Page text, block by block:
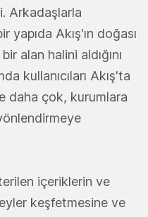
Arkadaşlarla
yapıda Akış'ın doğası
alan halini aldığını
kullanıcıları Akış'ta
daha çok, kurumlara
içeriklerin ve
keşfetmesine ve